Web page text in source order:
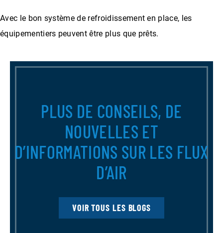
Avec le bon système de refroidissement en place, les
équipementiers peuvent être plus que prêts.
PLUS DE CONSEILS, DE
NOUVELLES ET
D’INFORMATIONS SUR LES FLUX
D’AIR
VOIR TOUS LES BLOGS